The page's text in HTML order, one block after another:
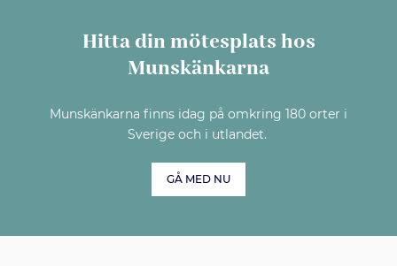
Hitta din mötesplats hos
Munskänkarna
Munskänkarna finns idag på omkring 180 orter i
Sverige och i utlandet.
GÅ MED NU